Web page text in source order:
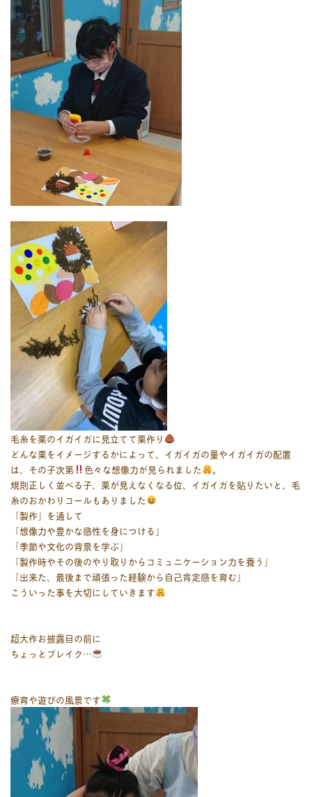
毛糸を栗のイガイガに見立てて栗作り
どんな栗をイメージするかによって、イガイガの量やイガイガの配置
は、その子次第
色々な想像力が見られました
。
規則正しく並べる子、栗が見えなくなる位、イガイガを貼りたいと、毛
糸のおかわりコールもありました
「製作」を通して
「想像力や豊かな感性を身につける」
「季節や文化の背景を学ぶ」
「製作時やその後のやり取りからコミュニケーション力を養う」
「出来た、最後まで頑張った経験から自己肯定感を育む」
こういった事を大切にしていきます
超大作お披露目の前に
ちょっとブレイク…
療育や遊びの風景です